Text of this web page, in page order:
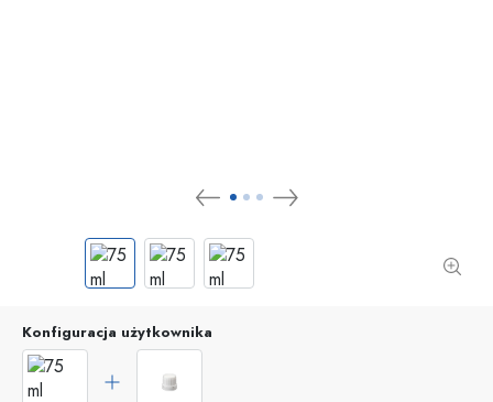
Konfiguracja użytkownika